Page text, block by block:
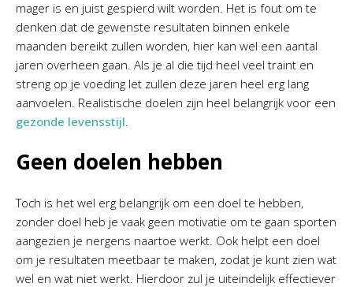
mager is en juist gespierd wilt worden. Het is fout om te
denken dat de gewenste resultaten binnen enkele
maanden bereikt zullen worden, hier kan wel een aantal
jaren overheen gaan. Als je al die tijd heel veel traint en
streng op je voeding let zullen deze jaren heel erg lang
aanvoelen. Realistische doelen zijn heel belangrijk voor een
gezonde levensstijl.
Geen doelen hebben
Toch is het wel erg belangrijk om een doel te hebben,
zonder doel heb je vaak geen motivatie om te gaan sporten
aangezien je nergens naartoe werkt. Ook helpt een doel
om je resultaten meetbaar te maken, zodat je kunt zien wat
wel en wat niet werkt. Hierdoor zul je uiteindelijk effectiever